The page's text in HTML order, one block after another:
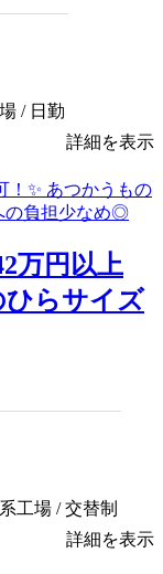
/ 日勤
詳細を表示
万円以上
ひらサイズ
工場 / 交替制
詳細を表示